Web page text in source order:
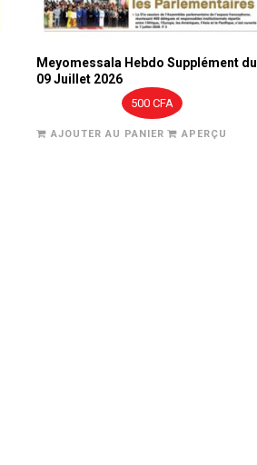
Meyomessala Hebdo Supplément du
09 Juillet 2026
500 CFA
AJOUTER AU PANIER APERÇU